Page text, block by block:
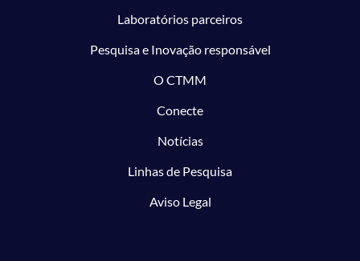
Laboratórios parceiros
Pesquisa e Inovação responsável
O CTMM
Conecte
Notícias
Linhas de Pesquisa
Aviso Legal